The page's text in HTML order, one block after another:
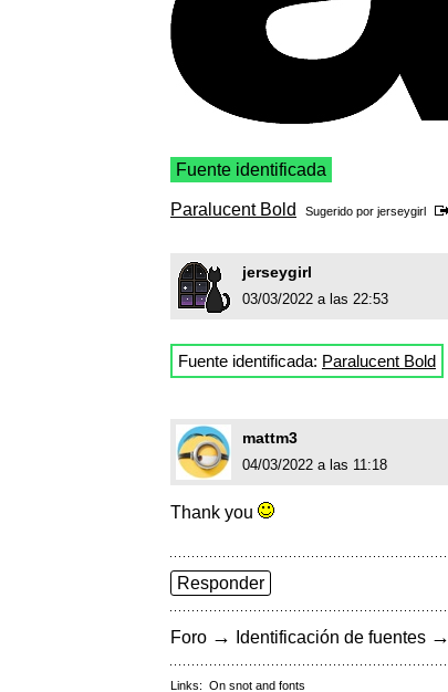
Fuente identificada
Paralucent Bold Sugerido por jerseygirl
jerseygirl
03/03/2022 a las 22:53
Fuente identificada: Paralucent Bold
mattm3
04/03/2022 a las 11:18
Thank you
Responder
Foro → Identificación de fuentes →
Links: On snot and fonts